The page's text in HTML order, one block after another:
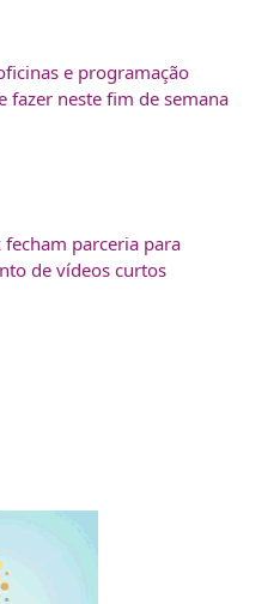
e programação
fazer neste fim de semana
fecham parceria para
de vídeos curtos